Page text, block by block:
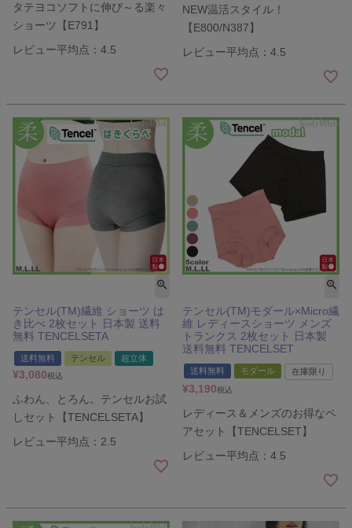
タテヨコソフトに伸び～る楽々
ショーツ【E791】
レビュー平均点：4.5
NEW温活スタイル！
【E800/N387】
レビュー平均点：4.5
テンセル(TM)繊維 ショーツ は
き比べ 2枚セット 日本製 送料
無料 TENCELSETA
送料無料 テンセル 超立体
¥3,080税込
ふわん、とろん。テンセルお試
しセット【TENCELSETA】
レビュー平均点：2.5
テンセル(TM)モダール×Micro繊
維 レディースショーツ メンズ
トランクス 2枚セット 日本製
送料無料 TENCELSET
送料無料 モダール 在庫限り
¥3,190税込
レディース＆メンズのお得なペ
アセット【TENCELSET】
レビュー平均点：4.5